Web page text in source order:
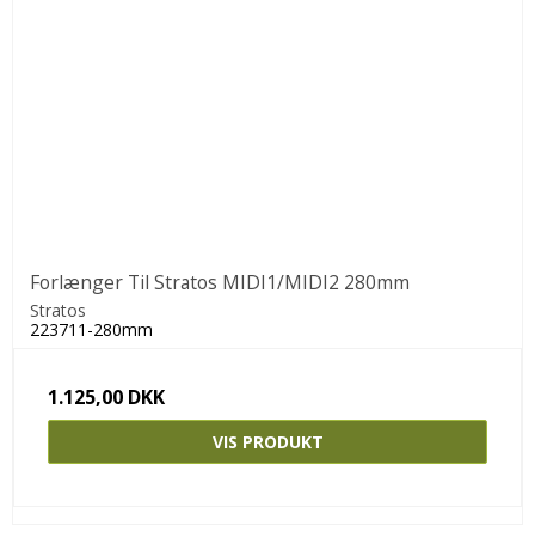
Forlænger Til Stratos MIDI1/MIDI2 280mm
Stratos
223711-280mm
1.125,00 DKK
VIS PRODUKT